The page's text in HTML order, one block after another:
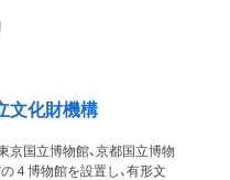
文化財機構
京国立博物館、京都国立博物
４博物館を設置し、有形文